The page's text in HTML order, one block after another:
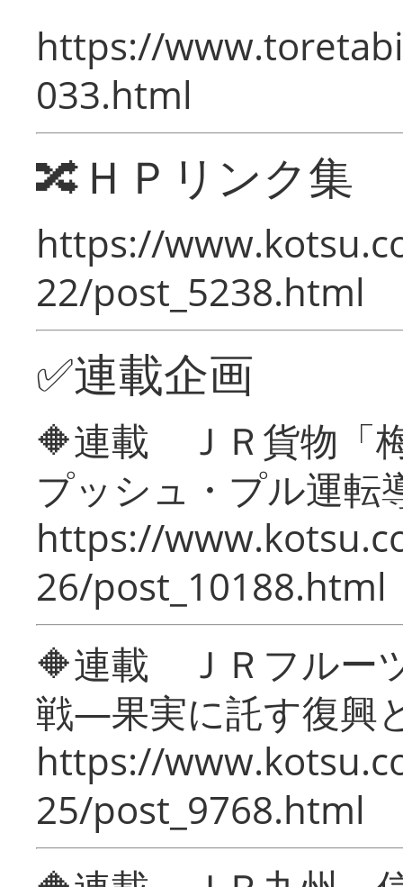
https://
033.html
🔀ＨＰリンク集
https://
22/post_5238.html
✅連載企画
🔶連載 ＪＲ貨物「
プッシュ・プル運転
https://
26/post_10188.html
🔶連載 ＪＲフルー
戦―果実に託す復興
https://
25/post_9768.html